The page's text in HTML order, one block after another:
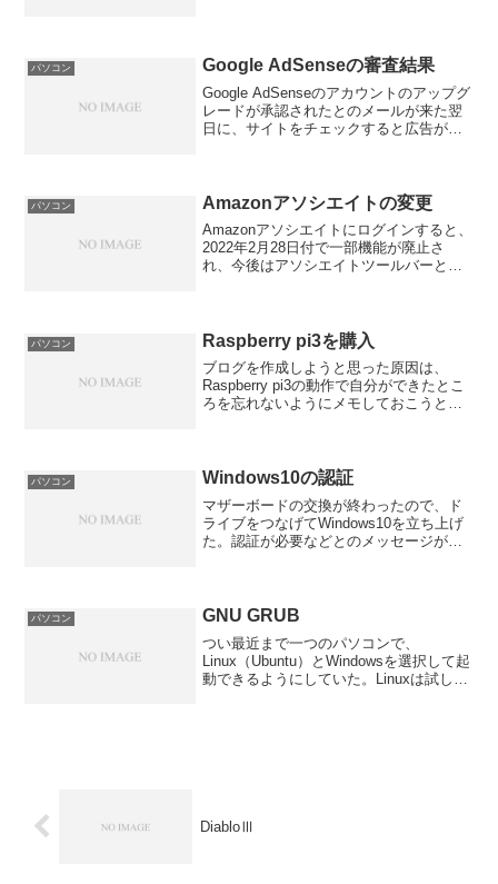
として、...
パソコン Google AdSenseの審査結果
Google AdSenseのアカウントのアップグ
レードが承認されたとのメールが来た翌
日に、サイトをチェックすると広告が表
パソコン Amazonアソシエイトの変更
Amazonアソシエイトにログインすると、
2022年2月28日付で一部機能が廃止さ
れ、今後はアソシエイトツールバーとモ
使ってリンクを...
パソコン Raspberry pi3を購入
ブログを作成しようと思った原因は、
Raspberry pi3の動作で自分ができたとこ
ろを忘れないようにメモしておこうと思
い。入門書的な...
パソコン Windows10の認証
マザーボードの交換が終わったので、ド
ライブをつなげてWindows10を立ち上げ
た。認証が必要などとのメッセージがで
ンで認証がで...
パソコン GNU GRUB
つい最近まで一つのパソコンで、
Linux（Ubuntu）とWindowsを選択して起
動できるようにしていた。Linuxは試しに
DiabloⅢ